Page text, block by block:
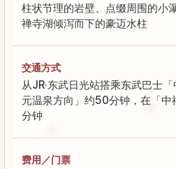
柱状节理的岩壁、点缀周围的小
禅寺湖倾泻而下的豪迈水柱
交通方式
从JR·东武日光站搭乘东武巴士
元温泉方向」约50分钟，在「
分钟
费用／门票